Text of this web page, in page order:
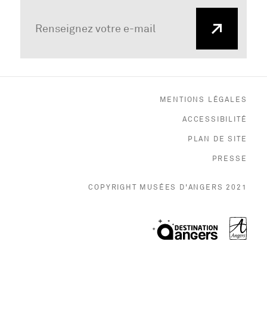
MENTIONS LÉGALES
ACCESSIBILITÉ
PLAN DE SITE
PRESSE
COPYRIGHT MUSÉES D'ANGERS 2021
, Ouvre une
,